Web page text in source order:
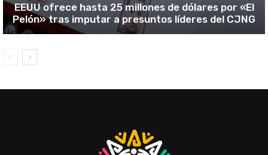
EEUU ofrece hasta 25 millones de dólares por «El
Pelón» tras imputar a presuntos líderes del CJNG